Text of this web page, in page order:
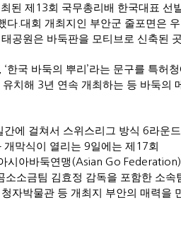
된 제 13회 국무총리배 한국대표 선
다 대회 개최지인 부안군 줄포면은
공원은 바둑판을 모티브로 신축된
‘한국 바둑의 뿌리 ’라는 문구를 특허
치해 3년 연속 개최하는 등 바둑의
간에 걸쳐서 스위스리그 방식 6라운
개막식이 열리는 9일에는 제 17회
시아바둑연맹(Asian Go Federation)
소금팀 김효정 감독을 포함한 소속
청자박물관 등 개최지 부안의 매력을